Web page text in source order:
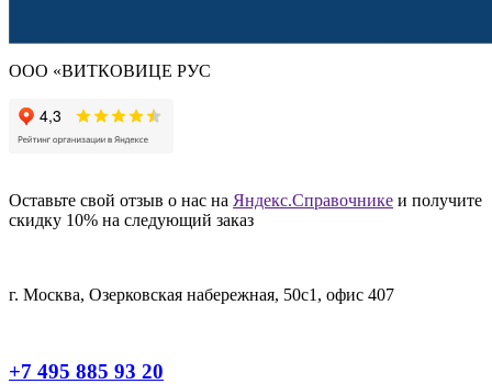
ООО «ВИТКОВИЦЕ РУС
Оставьте свой отзыв о нас на Яндекс.Справочнике и получите
скидку 10% на следующий заказ
г. Москва, Озерковская набережная, 50с1, офис 407
+7 495 885 93 20